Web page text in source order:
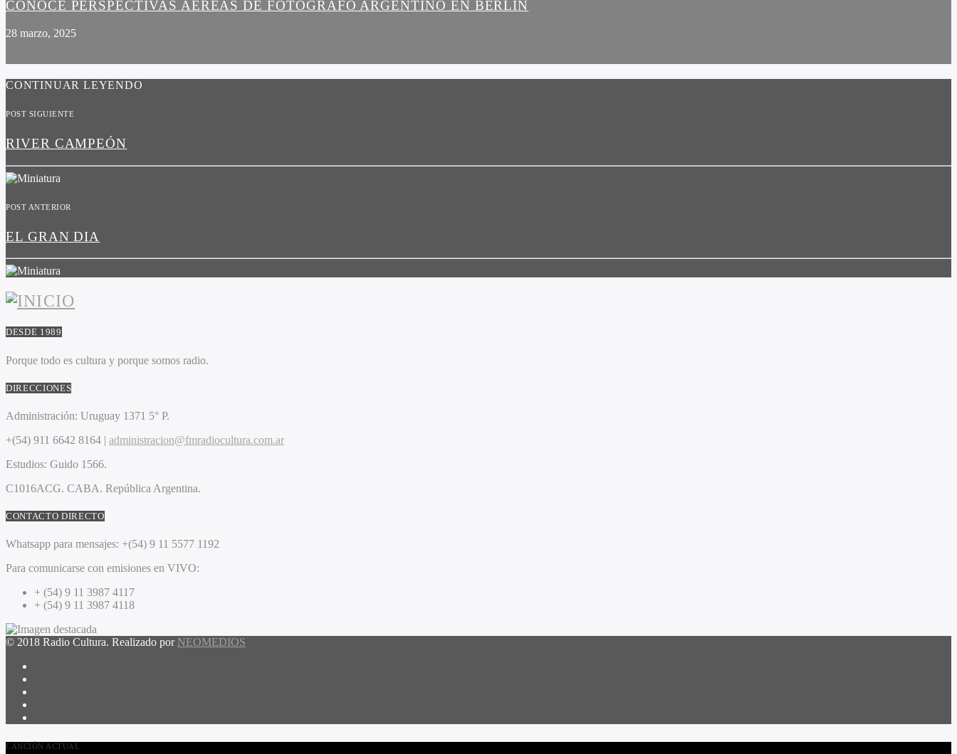
CONOCÉ PERSPECTIVAS AÉREAS DE FOTÓGRAFO ARGENTINO EN BERLÍN
28 marzo, 2025
CONTINUAR LEYENDO
POST SIGUIENTE
RIVER CAMPEÓN
POST ANTERIOR
EL GRAN DIA
DESDE 1989
Porque todo es cultura y porque somos radio.
DIRECCIONES
Administración: Uruguay 1371 5° P.
+(54) 911 6642 8164 | administracion@fmradiocultura.com.ar
Estudios: Guido 1566.
C1016ACG. CABA. República Argentina.
CONTACTO DIRECTO
Whatsapp para mensajes: +(54) 9 11 5577 1192
Para comunicarse con emisiones en VIVO:
+ (54) 9 11 3987 4117
+ (54) 9 11 3987 4118
© 2018 Radio Cultura. Realizado por NEOMEDIOS
CANCIÓN ACTUAL